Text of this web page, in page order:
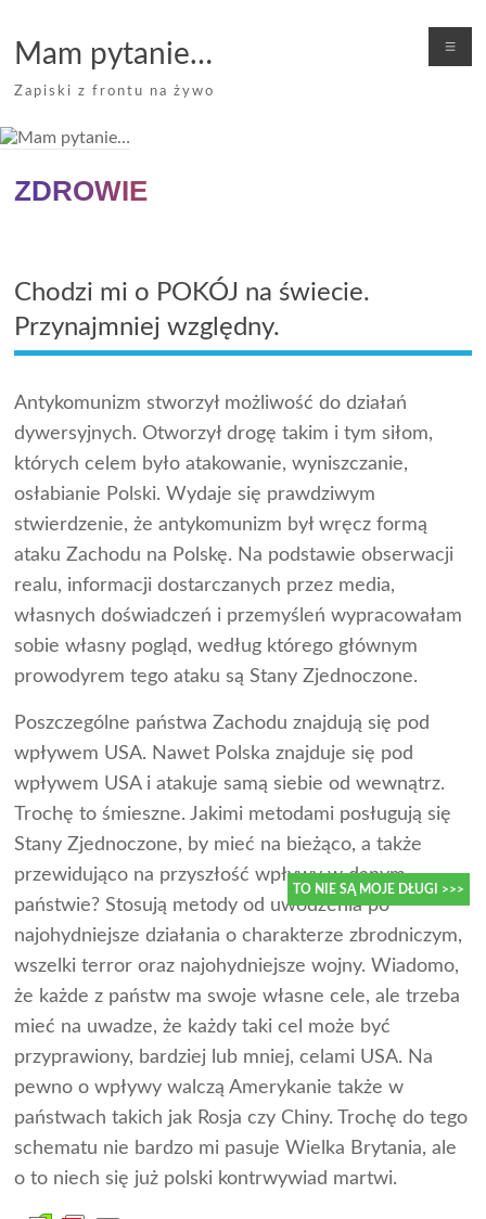
TO NIE SĄ MOJE DŁUGI >>>
content
Mam pytanie…
Zapiski z frontu na żywo
ZDROWIE
Chodzi mi o POKÓJ na świecie.
Przynajmniej względny.
Antykomunizm stworzył możliwość do działań
dywersyjnych. Otworzył drogę takim i tym siłom,
których celem było atakowanie, wyniszczanie,
osłabianie Polski. Wydaje się prawdziwym
stwierdzenie, że antykomunizm był wręcz formą
ataku Zachodu na Polskę. Na podstawie obserwacji
realu, informacji dostarczanych przez media,
własnych doświadczeń i przemyśleń wypracowałam
sobie własny pogląd, według którego głównym
prowodyrem tego ataku są Stany Zjednoczone.
Poszczególne państwa Zachodu znajdują się pod
wpływem USA. Nawet Polska znajduje się pod
wpływem USA i atakuje samą siebie od wewnątrz.
Trochę to śmieszne. Jakimi metodami posługują się
Stany Zjednoczone, by mieć na bieżąco, a także
przewidująco na przyszłość wpływy w danym
państwie? Stosują metody od uwodzenia po
najohydniejsze działania o charakterze zbrodniczym,
wszelki terror oraz najohydniejsze wojny. Wiadomo,
że każde z państw ma swoje własne cele, ale trzeba
mieć na uwadze, że każdy taki cel może być
przyprawiony, bardziej lub mniej, celami USA. Na
pewno o wpływy walczą Amerykanie także w
państwach takich jak Rosja czy Chiny. Trochę do tego
schematu nie bardzo mi pasuje Wielka Brytania, ale
o to niech się już polski kontrwywiad martwi.